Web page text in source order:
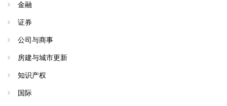
金融
证券
公司与商事
房建与城市更新
知识产权
国际